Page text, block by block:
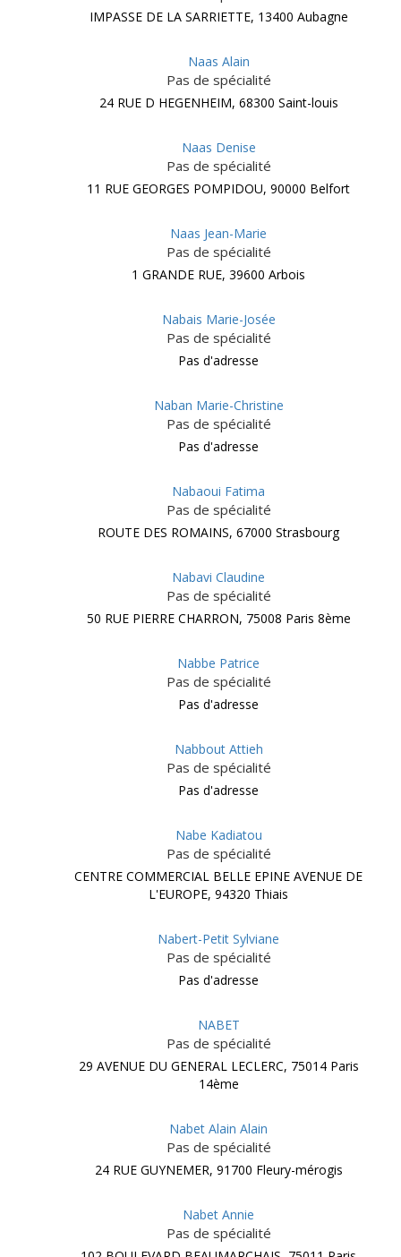
IMPASSE DE LA SARRIETTE, 13400 Aubagne
Naas Alain
Pas de spécialité
24 RUE D HEGENHEIM, 68300 Saint-louis
Naas Denise
Pas de spécialité
11 RUE GEORGES POMPIDOU, 90000 Belfort
Naas Jean-Marie
Pas de spécialité
1 GRANDE RUE, 39600 Arbois
Nabais Marie-Josée
Pas de spécialité
Pas d'adresse
Naban Marie-Christine
Pas de spécialité
Pas d'adresse
Nabaoui Fatima
Pas de spécialité
ROUTE DES ROMAINS, 67000 Strasbourg
Nabavi Claudine
Pas de spécialité
50 RUE PIERRE CHARRON, 75008 Paris 8ème
Nabbe Patrice
Pas de spécialité
Pas d'adresse
Nabbout Attieh
Pas de spécialité
Pas d'adresse
Nabe Kadiatou
Pas de spécialité
CENTRE COMMERCIAL BELLE EPINE AVENUE DE
L'EUROPE, 94320 Thiais
Nabert-Petit Sylviane
Pas de spécialité
Pas d'adresse
NABET
Pas de spécialité
29 AVENUE DU GENERAL LECLERC, 75014 Paris
14ème
Nabet Alain Alain
Pas de spécialité
24 RUE GUYNEMER, 91700 Fleury-mérogis
Nabet Annie
Pas de spécialité